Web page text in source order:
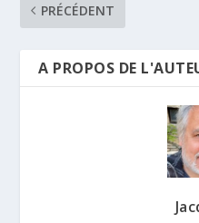
PRÉCÉDENT
A PROPOS DE